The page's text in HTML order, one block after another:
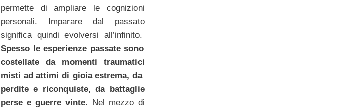
permette di ampliare le cognizioni
personali. Imparare dal passato
significa quindi evolversi all’infinito.
Spesso le esperienze passate sono
costellate da momenti traumatici
misti ad attimi di gioia estrema, da
perdite e riconquiste, da battaglie
perse e guerre vinte. Nel mezzo di